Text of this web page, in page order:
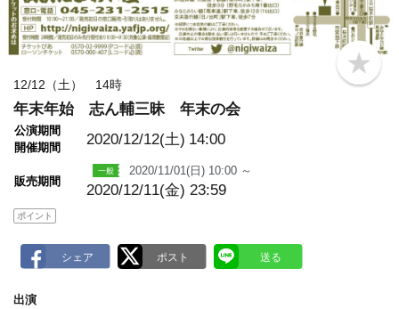
b
o
12/12（土） 14時
年末年始 志ん輔三昧 年末の会
公演期間
開催期間
2020/12/12(土) 14:00
販売期間
2020/11/01(日) 10:00 ～
2020/12/11(金) 23:59
ポイント
出演